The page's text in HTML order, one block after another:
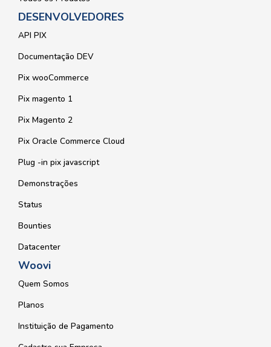
DESENVOLVEDORES
API PIX
Documentação DEV
Pix wooCommerce
Pix magento 1
Pix Magento 2
Pix Oracle Commerce Cloud
Plug -in pix javascript
Demonstrações
Status
Bounties
Datacenter
Woovi
Quem Somos
Planos
Instituição de Pagamento